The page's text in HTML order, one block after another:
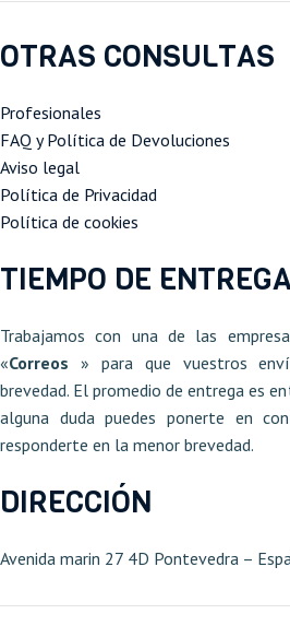
OTRAS CONSULTAS
Profesionales
FAQ y Política de Devoluciones
Aviso legal
Política de Privacidad
Política de cookies
TIEMPO DE
Trabajamos con una de las
«Correos » para que vuestros
brevedad. El promedio de entrega es
alguna duda puedes ponerte en
responderte en la menor brevedad.
DIRECCIÓN
Avenida marin 27 4D Pontevedra –